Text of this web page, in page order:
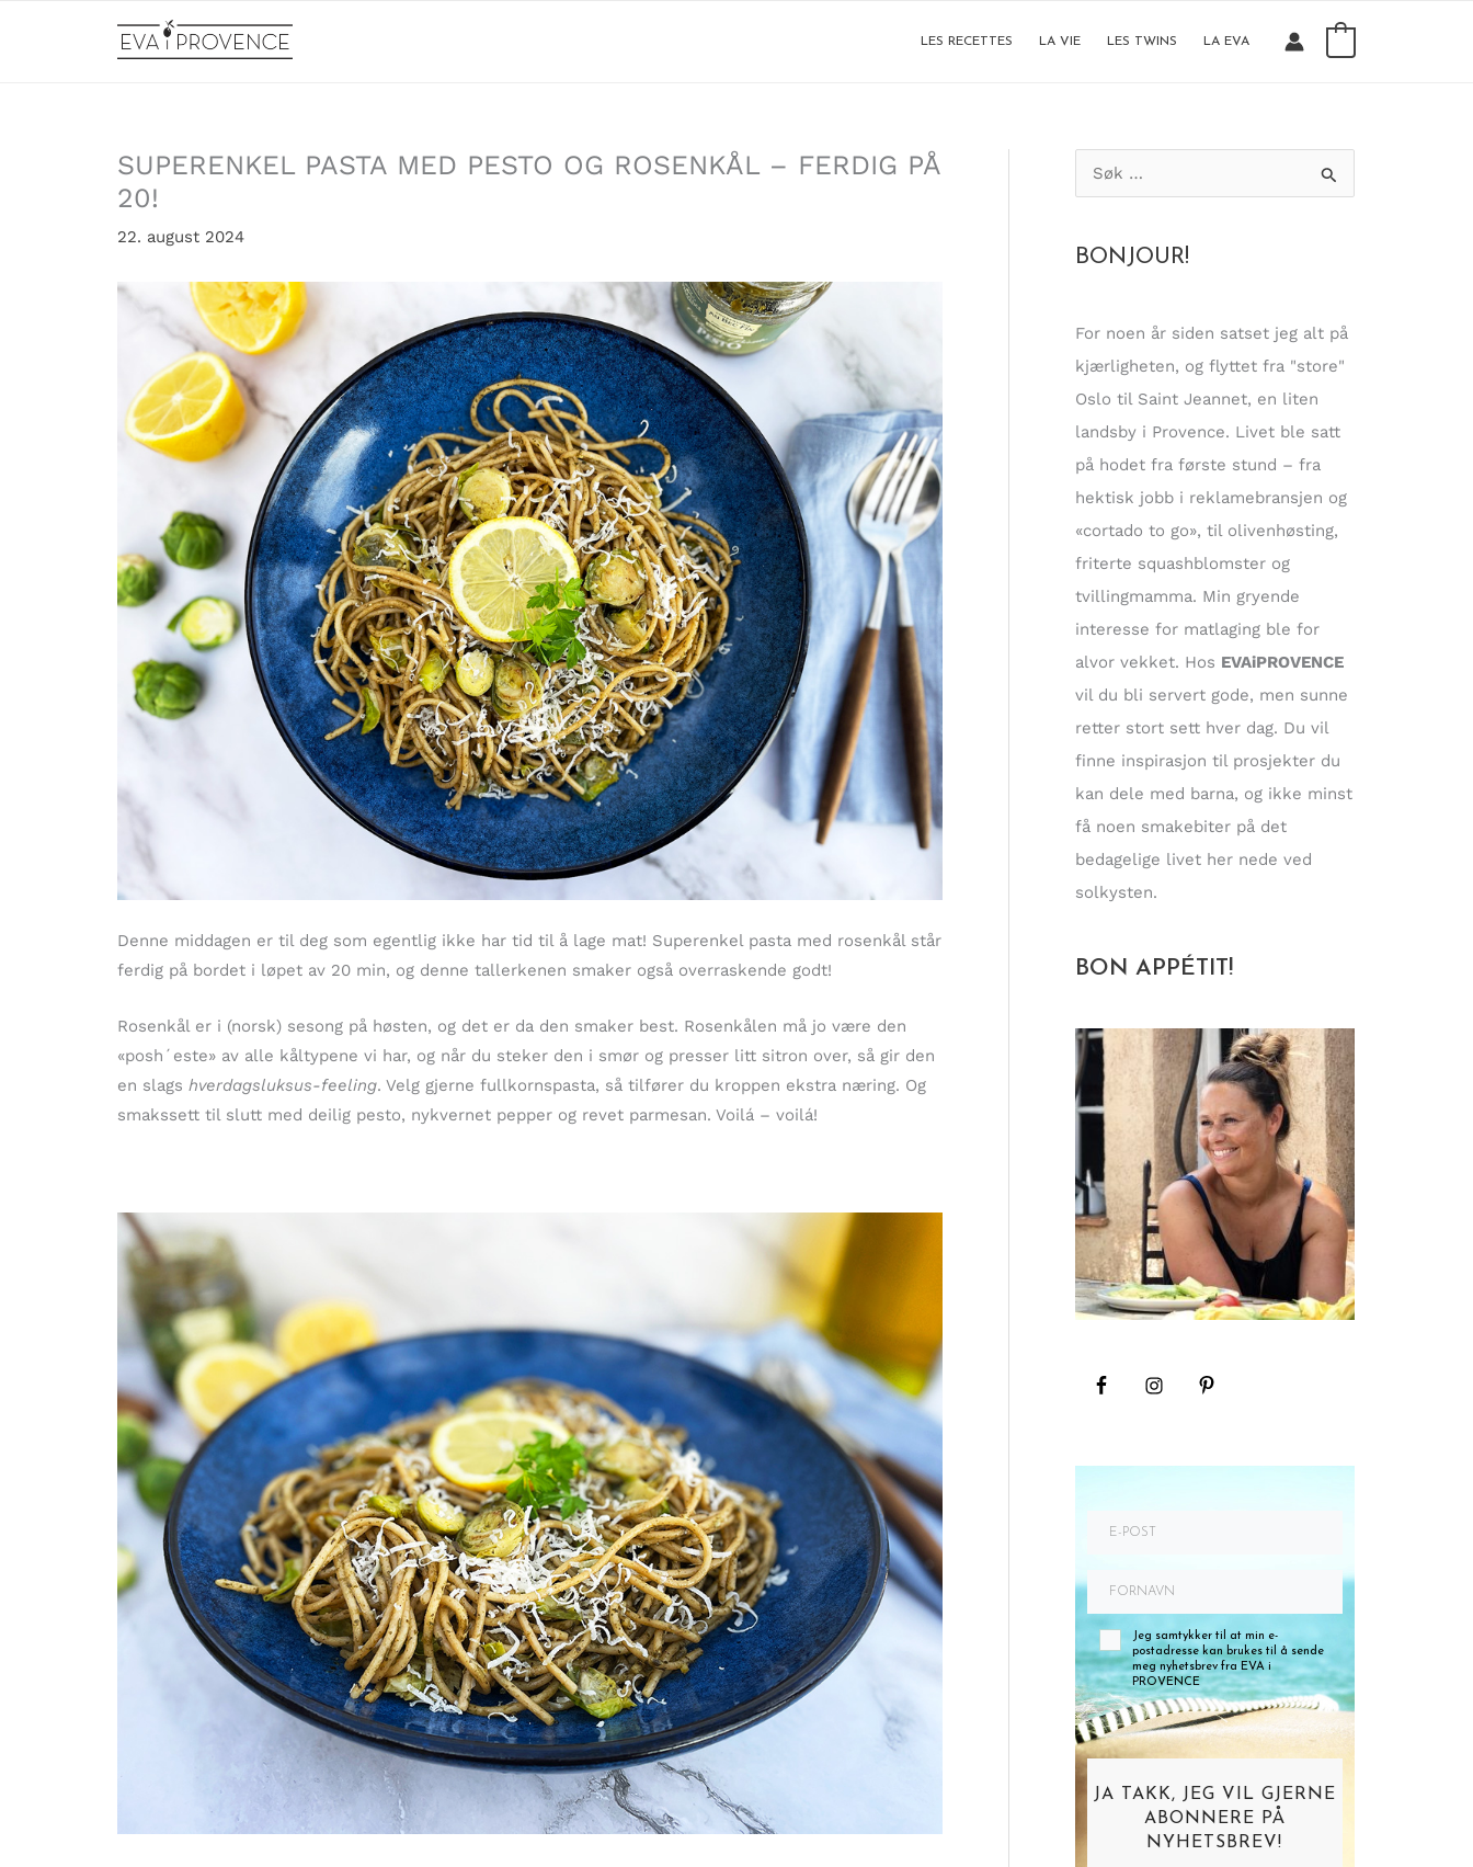
LES RECETTES LA VIE LES TWINS LA EVA
SUPERENKEL PASTA MED PESTO OG ROSENKÅL – FERDIG PÅ
20!
22. august 2024
Denne middagen er til deg som egentlig ikke har tid til å lage mat! Superenkel pasta med rosenkål står
ferdig på bordet i løpet av 20 min, og denne tallerkenen smaker også overraskende godt!
Rosenkål er i (norsk) sesong på høsten, og det er da den smaker best. Rosenkålen må jo være den
«posh´este» av alle kåltypene vi har, og når du steker den i smør og presser litt sitron over, så gir den
en slags hverdagsluksus-feeling. Velg gjerne fullkornspasta, så tilfører du kroppen ekstra næring. Og
smakssett til slutt med deilig pesto, nykvernet pepper og revet parmesan. Voilá – voilá!
ø
e
t
e
r
:
BONJOUR!
For noen år siden satset jeg alt på
kjærligheten, og flyttet fra "store"
Oslo til Saint Jeannet, en liten
landsby i Provence. Livet ble satt
på hodet fra første stund – fra
hektisk jobb i reklamebransjen og
«cortado to go», til olivenhøsting,
friterte squashblomster og
tvillingmamma. Min gryende
interesse for matlaging ble for
alvor vekket. Hos EVAiPROVENCE
vil du bli servert gode, men sunne
retter stort sett hver dag. Du vil
finne inspirasjon til prosjekter du
kan dele med barna, og ikke minst
få noen smakebiter på det
bedagelige livet her nede ved
solkysten.
BON APPÉTIT!
Jeg samtykker til at min e-
postadresse kan brukes til å sende
meg nyhetsbrev fra EVA i
PROVENCE
JA TAKK, JEG VIL GJERNE
ABONNERE PÅ
NYHETSBREV!